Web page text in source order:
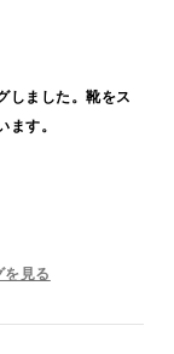
しました。靴をス
す。
見る